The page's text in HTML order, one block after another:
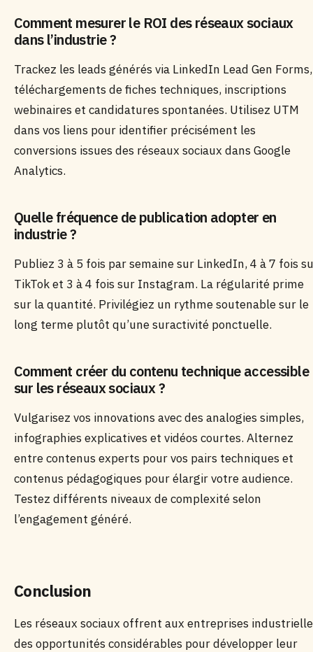
Comment mesurer le ROI des réseaux sociaux
dans l’industrie ?
Trackez les leads générés via LinkedIn Lead Gen Forms,
téléchargements de fiches techniques, inscriptions
webinaires et candidatures spontanées. Utilisez UTM
dans vos liens pour identifier précisément les
conversions issues des réseaux sociaux dans Google
Analytics.
Quelle fréquence de publication adopter en
industrie ?
Publiez 3 à 5 fois par semaine sur LinkedIn, 4 à 7 fois
TikTok et 3 à 4 fois sur Instagram. La régularité prime
sur la quantité. Privilégiez un rythme soutenable sur le
long terme plutôt qu’une suractivité ponctuelle.
Comment créer du contenu technique accessible
sur les réseaux sociaux ?
Vulgarisez vos innovations avec des analogies simples,
infographies explicatives et vidéos courtes. Alternez
entre contenus experts pour vos pairs techniques et
contenus pédagogiques pour élargir votre audience.
Testez différents niveaux de complexité selon
l’engagement généré.
Conclusion
Les réseaux sociaux offrent aux entreprises
des opportunités considérables pour développer leur